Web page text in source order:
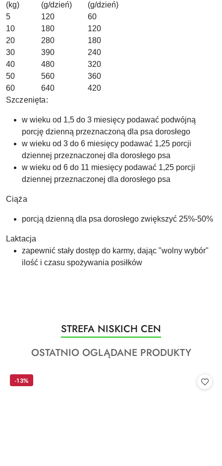
(kg)
(g/dzień)
(g/dzień)
5
120
60
10
180
120
20
280
180
30
390
240
40
480
320
50
560
360
60
640
420
Szczenięta:
w wieku od 1,5 do 3 miesięcy podawać podwójną
porcję dzienną przeznaczoną dla psa dorosłego
w wieku od 3 do 6 miesięcy podawać 1,25 porcji
dziennej przeznaczonej dla dorosłego psa
w wieku od 6 do 11 miesięcy podawać 1,25 porcji
dziennej przeznaczonej dla dorosłego psa
Ciąża
porcją dzienną dla psa dorosłego zwiększyć 25%-50%
Laktacja
zapewnić stały dostęp do karmy, dając "wolny wybór"
ilość i czasu spożywania posiłków
Pomiń karuzelę produktów
Produkty
o
statusie:
STREFA NISKICH CEN
Produkty
statusie:
OSTATNIO OGLĄDANE PRODUKTY
-13%